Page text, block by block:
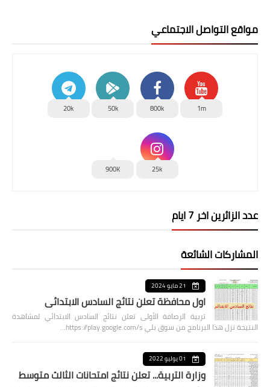
مواقع التواصل الاجتماعي
1m
800k
50k
20k
25k
900K
عدد الزائرين اخر 7 ايام
المشاركات الشائعة
21 مايو 2024
اول محافظة تعلن نتائج السادس الابتدائي
تربية الرصافة الأولى تعلن نتائج السادس الابتدائي لمشاهدة
النتيجة نزل هذا البرنامج من سوق بلي https://play.google.com/s…
01 يوليو 2022
وزارة التربية... تعلن نتائج امتحانات الثالث متوسط